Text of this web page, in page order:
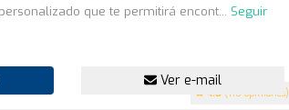
4.8 (110 opiniones)
que te permitirá encont... Seguir
Ver e-mail